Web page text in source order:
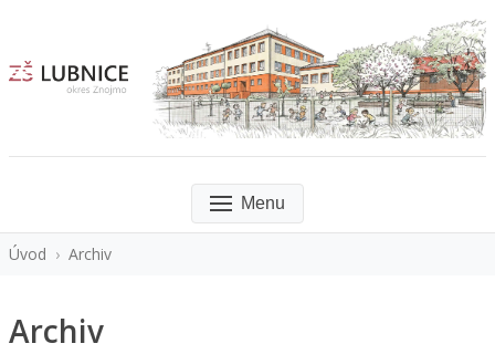
Menu
Úvod › Archiv
Archiv